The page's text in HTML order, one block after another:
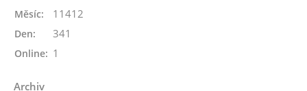
Online: 1
Měsíc: 11412
Den: 341
Archiv